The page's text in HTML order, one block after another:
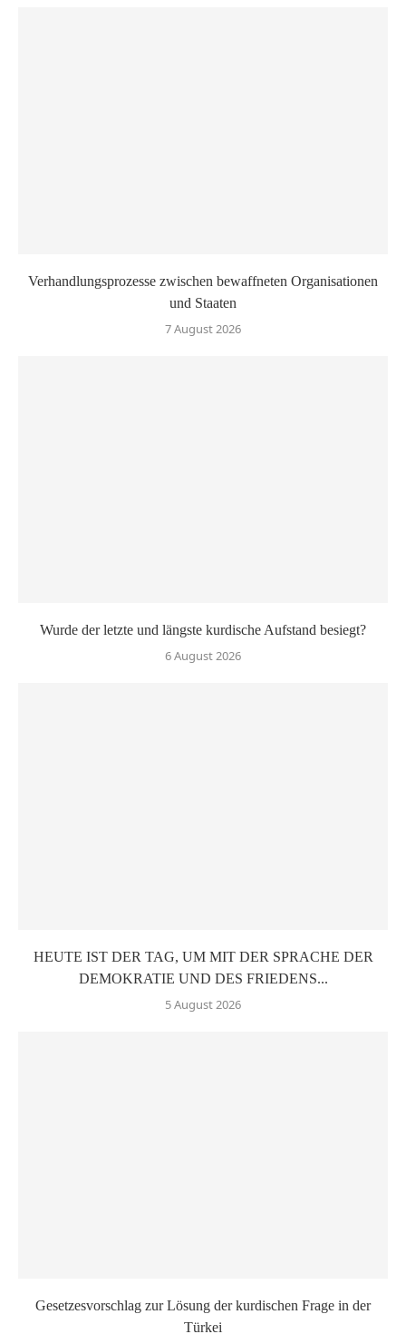
Verhandlungsprozesse zwischen bewaffneten Organisationen
und Staaten
7 August 2026
Wurde der letzte und längste kurdische Aufstand besiegt?
6 August 2026
HEUTE IST DER TAG, UM MIT DER SPRACHE DER
DEMOKRATIE UND DES FRIEDENS...
5 August 2026
Gesetzesvorschlag zur Lösung der kurdischen Frage in der
Türkei